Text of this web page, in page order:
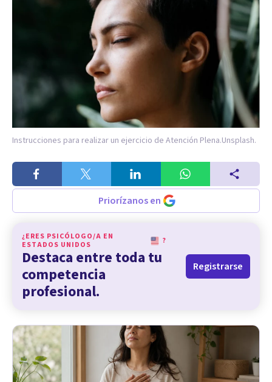
Instrucciones para realizar un ejercicio de Atención Plena.Unsplash.
Priorízanos en
¿ERES PSICÓLOGO/A EN
ESTADOS UNIDOS
?
Destaca entre toda tu
competencia
profesional.
Registrarse